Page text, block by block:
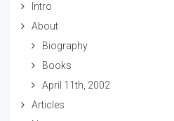
Intro
About
Biography
Books
April 11th, 2002
Articles